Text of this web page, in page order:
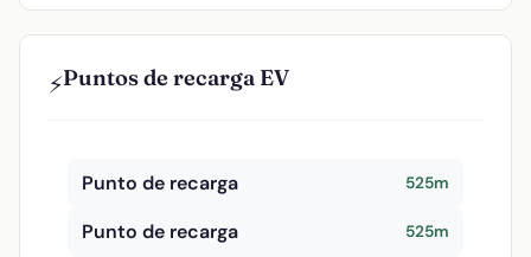
⚡Puntos de recarga EV
Punto de recarga 525m
Punto de recarga 525m